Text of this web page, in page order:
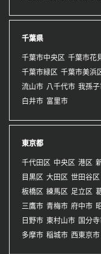
千葉県
千葉市中央区 千葉市花
千葉市緑区 千葉市美浜
流山市 八千代市 我孫子
白井市 富里市
東京都
千代田区 中央区 港区
目黒区 大田区 世田谷区
板橋区 練馬区 足立区
三鷹市 青梅市 府中市
日野市 東村山市 国分
多摩市 稲城市 西東京市